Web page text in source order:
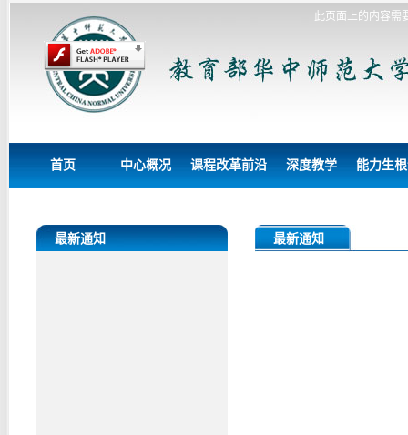
此页面上的内容
首页 中心概况 课程改革前沿 深度教学 能力生
最新通知 最新通知